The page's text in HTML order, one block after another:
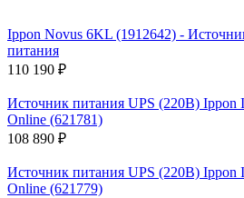
Ippon Novus 6KL (1912642) -
питания
110 190 ₽
Источник питания UPS (220В) Ippon
Online (621781)
108 890 ₽
Источник питания UPS (220В) Ippon
Online (621779)